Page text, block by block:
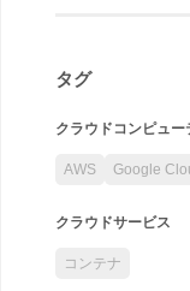
タグ
クラウドコンピュー
AWS Google
クラウドサービス
コンテナ